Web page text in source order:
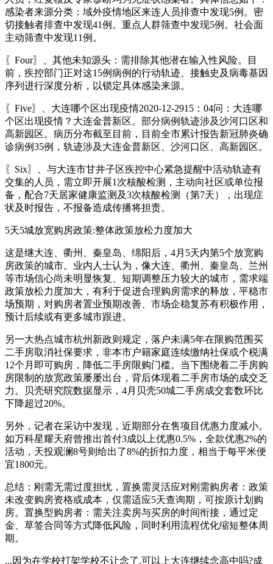
感染者来源分类：域外疫情地区来连人员排查中发现5例。密
切接触者排查中发现41例。重点人群筛查中发现5例。社会面
主动筛查中发现11例。
〖Four〗、其他未知源头：需排除其他潜在输入性风险。目
前，疾控部门正对这15例病例的行动轨迹、接触史及病毒基因
序列进行深度分析，以锁定具体感染来源。
〖Five〗、大连哪个区出现疫情2020-12-2915：04问：大连哪
个区出现疫情？大连金普新区。部分病例轨迹涉及沙河口区和
高新园区。病历分布截至目前，目前全市累计报告新冠肺炎确
诊病例35例，轨迹涉及大连金普新区、沙河口区、高新园区。
〖Six〗、与大连市甘井子区疾控中心紧急提醒中活动轨迹有
交集的人员，需立即开展1次核酸检测，主动向社区或单位报
备，配合7天居家健康监测及3次核酸检测（第7天），出现症
状及时报告，不报备造成传播将担责。
5天5城放宽购房政策:整体政策放松力度加大
这是继大连、衢州、秦皇岛、绵阳后，4月5天内第5个放宽购
房政策的城市。业内人士认为，像大连、衢州、秦皇岛、兰州
等市场信心尚未明显恢复、短期调整压力较大的城市，需求端
政策放松力度加大，有利于促进合理购房需求的释放，平稳市
场预期，对购房者置业预期改善、市场企稳复苏有积极作用，
预计后续或有更多城市跟进。
另一大热点城市杭州新政则规定，落户未满5年在限购范围买
二手房取消社保要求，非本市户籍家庭连续缴纳社保或个税满
12个月即可购房，降低二手房限购门槛。当下围绕着二手房购
房限制的放宽政策屡屡出台，背后体现着二手房市场的成交乏
力。贝壳研究院数据显示，4月贝壳50城二手房成交套数环比
下降超过20%。
另外，记者在采访中发现，近期部分在售项目优惠力度减小。
如万科星耀天府曾推出首付3成以上优惠0.5%，全款优惠2%的
活动，天投观澜8号则给出了8%的折扣力度，相当于每平米便
宜1800元。
总结：刚需无需过度担忧，置换需灵活应对刚需购房者：政策
未改变购房资格或成本，仅需适应5天查询期，可按原计划购
房。置换型购房者：需关注卖房与买房的时间衔接，通过定
金、草签合同等方式降低风险，同时利用流程优化缩短整体周
期。
...因为在学校打架学校不让念了,可以上大连继续念高中吗?成